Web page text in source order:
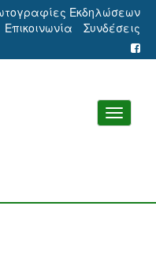
Εκδηλώσεων
Επικοινωνία Συνδέσεις